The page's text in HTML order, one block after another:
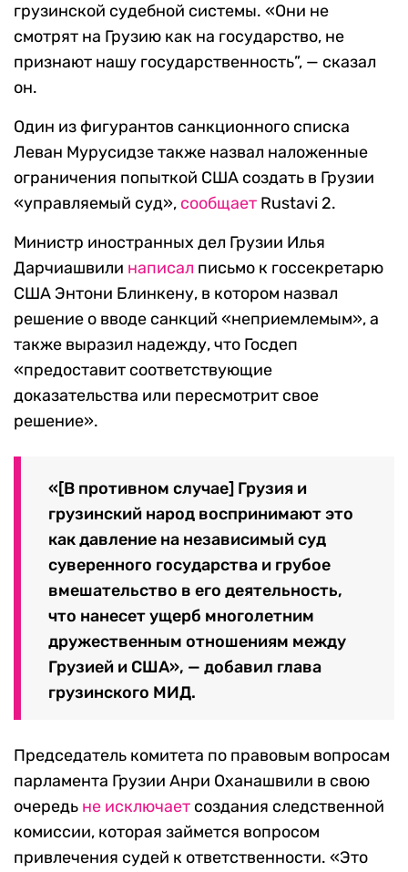
грузинской судебной системы. «Они не
смотрят на Грузию как на государство, не
признают нашу государственность”, — сказал
он.
Один из фигурантов санкционного списка
Леван Мурусидзе также назвал наложенные
ограничения попыткой США создать в Грузии
«управляемый суд», сообщает Rustavi 2.
Министр иностранных дел Грузии Илья
Дарчиашвили написал письмо к госсекретарю
США Энтони Блинкену, в котором назвал
решение о вводе санкций «неприемлемым», а
также выразил надежду, что Госдеп
«предоставит соответствующие
доказательства или пересмотрит свое
решение».
«[В противном случае] Грузия и
грузинский народ воспринимают это
как давление на независимый суд
суверенного государства и грубое
вмешательство в его деятельность,
что нанесет ущерб многолетним
дружественным отношениям между
Грузией и США», — добавил глава
грузинского МИД.
Председатель комитета по правовым вопросам
парламента Грузии Анри Оханашвили в свою
очередь не исключает создания следственной
комиссии, которая займется вопросом
привлечения судей к ответственности. «Это